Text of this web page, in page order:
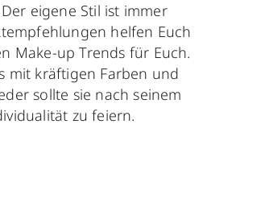
eigene Stil ist immer
helfen Euch
Make-up Trends für Euch.
mit kräftigen Farben und
sollte sie nach seinem
zu feiern.